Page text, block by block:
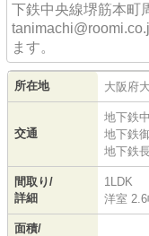
下鉄中央線堺筋本町
ます。
所在地 大阪府
交通
地下鉄
地下鉄
地下鉄
間取り/
詳細
1LDK
洋室
面積/